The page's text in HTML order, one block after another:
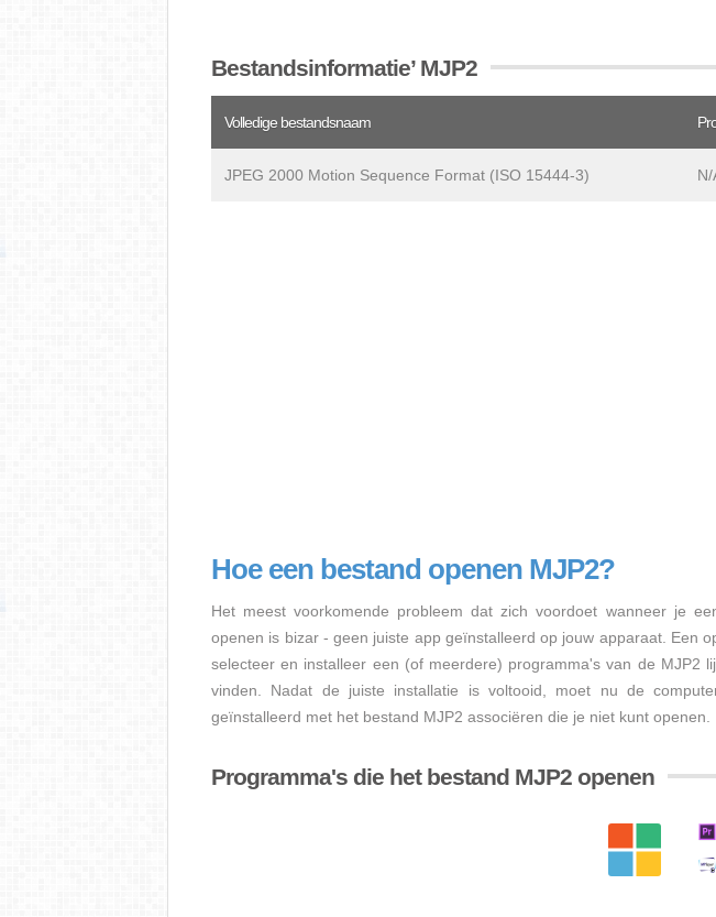
Bestandsinformatie’ MJP2
Volledige bestandsnaam
JPEG 2000 Motion Sequence Format (ISO 15444-3) N/
Hoe een bestand openen MJP2?
Het meest voorkomende probleem dat zich voordoet wanneer je
openen is bizar - geen juiste app geïnstalleerd op jouw apparaat. Een
selecteer en installeer een (of meerdere) programma's van de MJP2
vinden. Nadat de juiste installatie is voltooid, moet nu de
geïnstalleerd met het bestand MJP2 associëren die je niet kunt openen.
Programma's die het bestand MJP2 openen